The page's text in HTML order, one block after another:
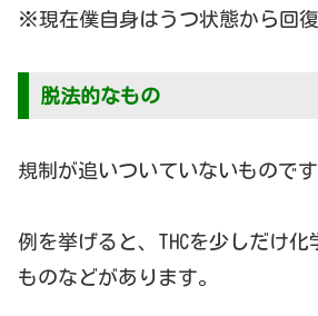
※現在僕自身はうつ状態から回復
脱法的なもの
規制が追いついていないものです
例を挙げると、THCを少しだけ化
ものなどがあります。